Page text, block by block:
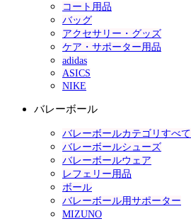
コート用品
バッグ
アクセサリー・グッズ
ケア・サポーター用品
adidas
ASICS
NIKE
バレーボール
バレーボールカテゴリすべて
バレーボールシューズ
バレーボールウェア
レフェリー用品
ボール
バレーボール用サポーター
MIZUNO